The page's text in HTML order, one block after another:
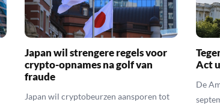
Japan wil strengere regels voor
crypto-opnames na golf van
fraude
Japan wil cryptobeurzen aansporen tot
Act
De